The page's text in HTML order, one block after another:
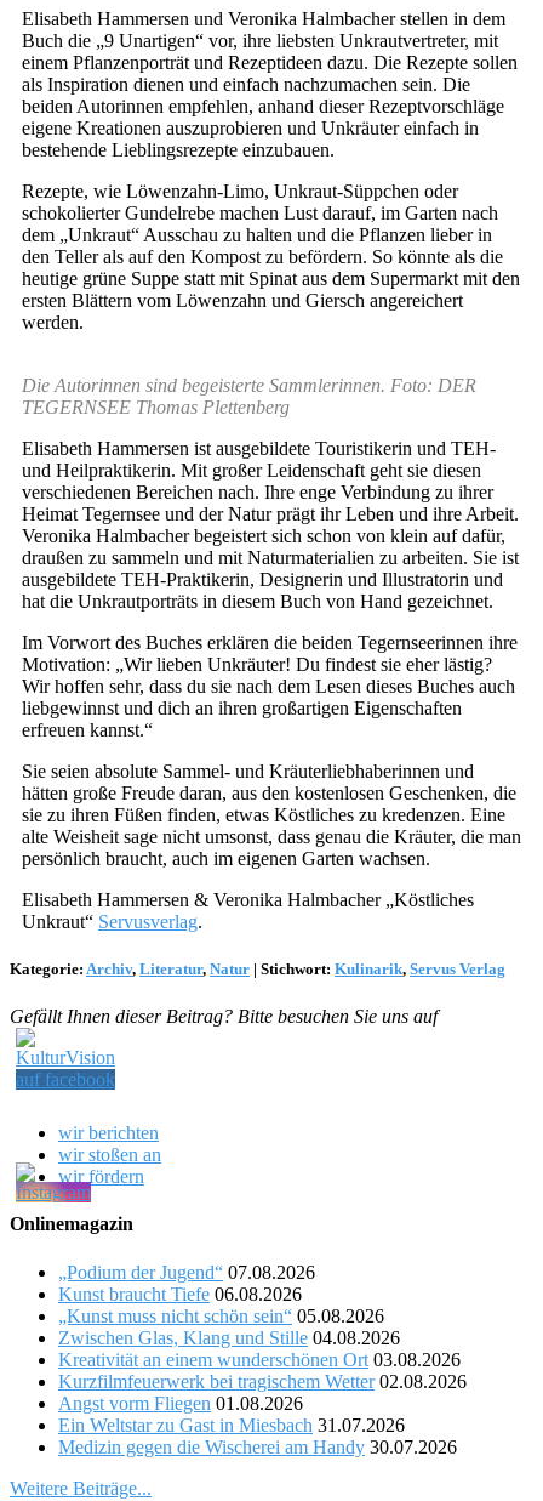
Elisabeth Hammersen und Veronika Halmbacher stellen in dem
Buch die „9 Unartigen“ vor, ihre liebsten Unkrautvertreter, mit
einem Pflanzenporträt und Rezeptideen dazu. Die Rezepte sollen
als Inspiration dienen und einfach nachzumachen sein. Die
beiden Autorinnen empfehlen, anhand dieser Rezeptvorschläge
eigene Kreationen auszuprobieren und Unkräuter einfach in
bestehende Lieblingsrezepte einzubauen.
Rezepte, wie Löwenzahn-Limo, Unkraut-Süppchen oder
schokolierter Gundelrebe machen Lust darauf, im Garten nach
dem „Unkraut“ Ausschau zu halten und die Pflanzen lieber in
den Teller als auf den Kompost zu befördern. So könnte als die
heutige grüne Suppe statt mit Spinat aus dem Supermarkt mit den
ersten Blättern vom Löwenzahn und Giersch angereichert
werden.
Die Autorinnen sind begeisterte Sammlerinnen. Foto: DER
TEGERNSEE Thomas Plettenberg
Elisabeth Hammersen ist ausgebildete Touristikerin und TEH-
und Heilpraktikerin. Mit großer Leidenschaft geht sie diesen
verschiedenen Bereichen nach. Ihre enge Verbindung zu ihrer
Heimat Tegernsee und der Natur prägt ihr Leben und ihre Arbeit.
Veronika Halmbacher begeistert sich schon von klein auf dafür,
draußen zu sammeln und mit Naturmaterialien zu arbeiten. Sie ist
ausgebildete TEH-Praktikerin, Designerin und Illustratorin und
hat die Unkrautporträts in diesem Buch von Hand gezeichnet.
Im Vorwort des Buches erklären die beiden Tegernseerinnen ihre
Motivation: „Wir lieben Unkräuter! Du findest sie eher lästig?
Wir hoffen sehr, dass du sie nach dem Lesen dieses Buches auch
liebgewinnst und dich an ihren großartigen Eigenschaften
erfreuen kannst.“
Sie seien absolute Sammel- und Kräuterliebhaberinnen und
hätten große Freude daran, aus den kostenlosen Geschenken, die
sie zu ihren Füßen finden, etwas Köstliches zu kredenzen. Eine
alte Weisheit sage nicht umsonst, dass genau die Kräuter, die man
persönlich braucht, auch im eigenen Garten wachsen.
Elisabeth Hammersen & Veronika Halmbacher „Köstliches
Unkraut“ Servusverlag.
Kategorie: Archiv, Literatur, Natur | Stichwort: Kulinarik, Servus Verlag
Gefällt Ihnen dieser Beitrag? Bitte besuchen Sie uns auf
wir berichten
wir stoßen an
wir fördern
Onlinemagazin
„Podium der Jugend“ 07.08.2026
Kunst braucht Tiefe 06.08.2026
„Kunst muss nicht schön sein“ 05.08.2026
Zwischen Glas, Klang und Stille 04.08.2026
Kreativität an einem wunderschönen Ort 03.08.2026
Kurzfilmfeuerwerk bei tragischem Wetter 02.08.2026
Angst vorm Fliegen 01.08.2026
Ein Weltstar zu Gast in Miesbach 31.07.2026
Medizin gegen die Wischerei am Handy 30.07.2026
Weitere Beiträge...